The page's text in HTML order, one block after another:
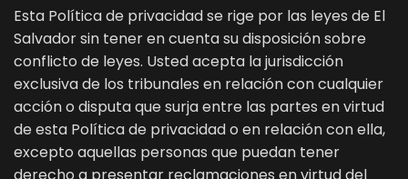
Esta Política de privacidad se rige por las leyes de El
Salvador sin tener en cuenta su disposición sobre
conflicto de leyes. Usted acepta la jurisdicción
exclusiva de los tribunales en relación con cualquier
acción o disputa que surja entre las partes en virtud
de esta Política de privacidad o en relación con ella,
excepto aquellas personas que puedan tener
derecho a presentar reclamaciones en virtud del